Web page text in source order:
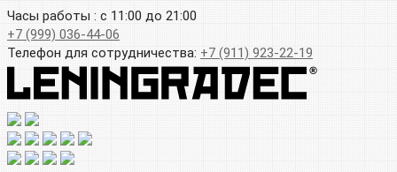
Часы работы : с 11:00 до 21:00
+7 (999) 036-44-06
Телефон для сотрудничества: +7 (911) 923-22-19